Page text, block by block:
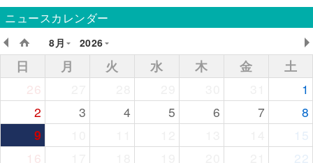
ニュースカレンダー
8月
2026
日 月 火 水 木 金
土
26
1
2
3 4 5 6 7
8
9
15
16
22